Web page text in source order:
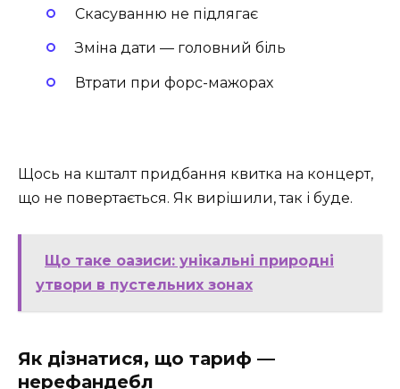
Скасуванню не підлягає
Зміна дати — головний біль
Втрати при форс-мажорах
Щось на кшталт придбання квитка на концерт,
що не повертається. Як вирішили, так і буде.
Що таке оазиси: унікальні природні
утвори в пустельних зонах
Як дізнатися, що тариф —
нерефандебл